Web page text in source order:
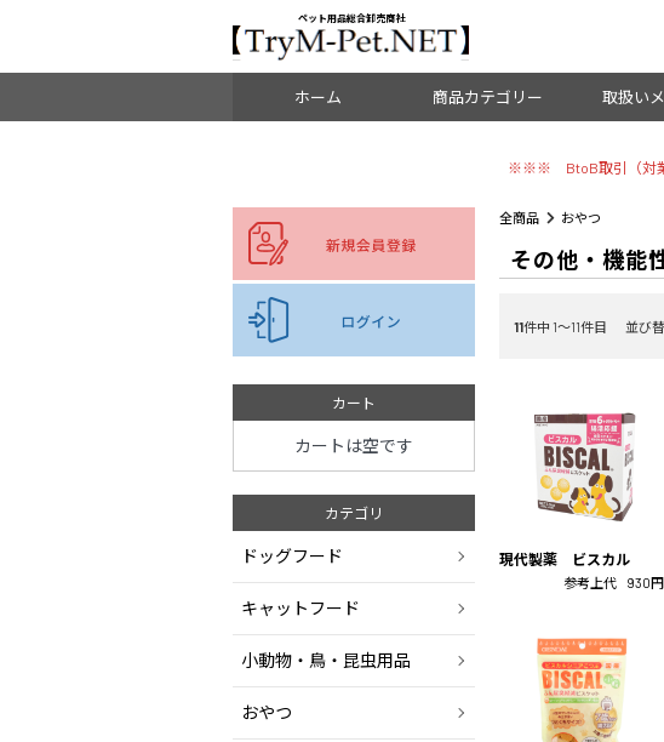
＜重要＞【オリジン】【アカナ】販売元変更のご案内
ペット用品総合卸売商社
ホーム 商品カテゴリー
ドッグフード
キャットフード
おやつ
食器・水飲み
取扱い
※※※ BtoB取引（対業
全商品 おやつ
その他・機能
11件中 1〜11件目 並び
現代製薬 ビスカル
参考上代 930円
カート
カートは空です
カテゴリ
ドッグフード
キャットフード
小動物・鳥・昆虫用品
おやつ